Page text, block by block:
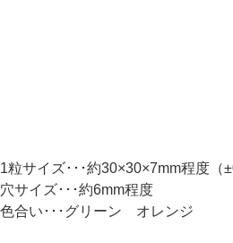
1粒サイズ･･･約30×30×7mm程度（
穴サイズ･･･約6mm程度
色合い･･･グリーン オレンジ